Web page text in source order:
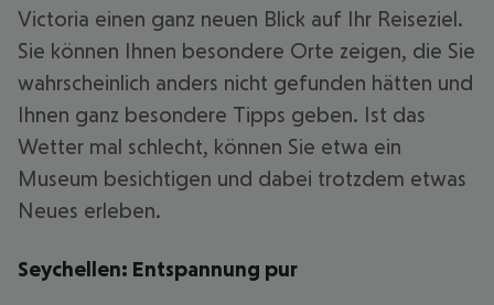
Victoria einen ganz neuen Blick auf Ihr Reiseziel.
Sie können Ihnen besondere Orte zeigen, die Sie
wahrscheinlich anders nicht gefunden hätten und
Ihnen ganz besondere Tipps geben. Ist das
Wetter mal schlecht, können Sie etwa ein
Museum besichtigen und dabei trotzdem etwas
Neues erleben.
Seychellen: Entspannung pur